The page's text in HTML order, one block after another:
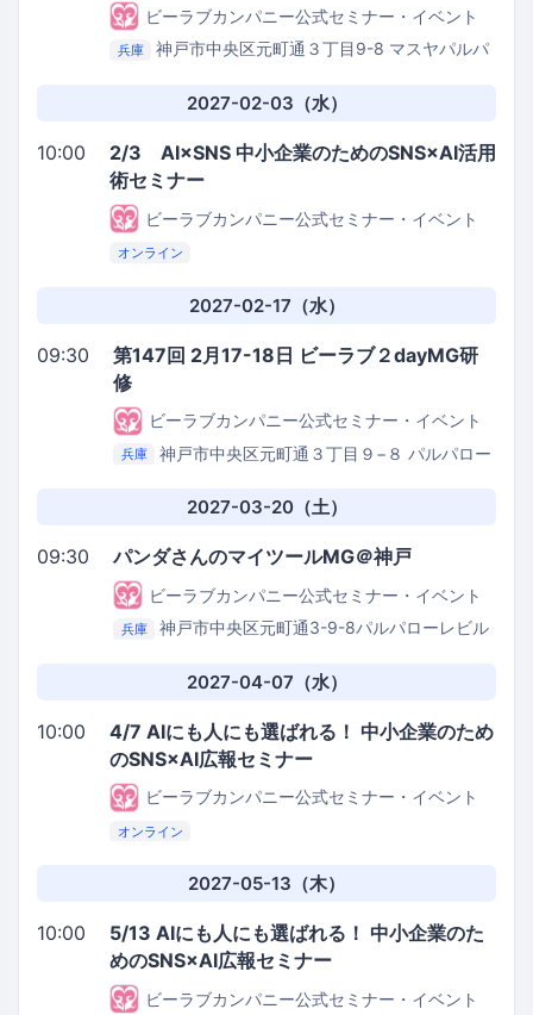
ビーラブカンパニー公式セミナー・イベント
兵庫
神戸市中央区元町通３丁目9-8 マスヤパルパ
2027-02-03（水）
10:00
2/3 AI×SNS 中小企業のためのSNS×AI活用
術セミナー
ビーラブカンパニー公式セミナー・イベント
オンライン
2027-02-17（水）
09:30
第147回 2月17-18日 ビーラブ２dayMG研
修
ビーラブカンパニー公式セミナー・イベント
兵庫
神戸市中央区元町通３丁目９−８ パルパロー
2027-03-20（土）
09:30 パンダさんのマイツールMG＠神戸
ビーラブカンパニー公式セミナー・イベント
兵庫
神戸市中央区元町通3-9-8パルパローレビル
2027-04-07（水）
10:00
4/7 AIにも人にも選ばれる！ 中小企業のため
のSNS×AI広報セミナー
ビーラブカンパニー公式セミナー・イベント
オンライン
2027-05-13（木）
10:00
5/13 AIにも人にも選ばれる！ 中小企業のた
めのSNS×AI広報セミナー
ビーラブカンパニー公式セミナー・イベント